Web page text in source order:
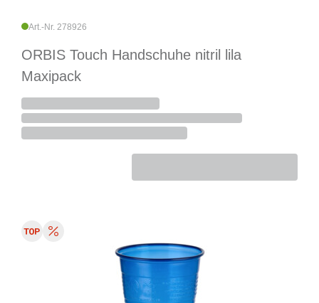
Art.-Nr. 278926
ORBIS Touch Handschuhe nitril lila
Maxipack